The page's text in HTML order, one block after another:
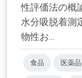
性評価法の概
水分吸脱着測
物性お...
食品 医薬品